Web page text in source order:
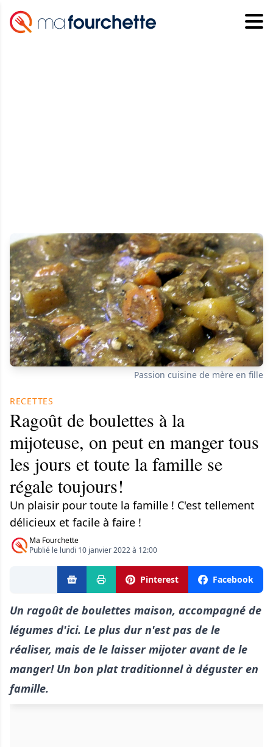
Passion cuisine de mère en fille
RECETTES
Ragoût de boulettes à la
mijoteuse, on peut en manger tous
les jours et toute la famille se
régale toujours!
Un plaisir pour toute la famille ! C'est tellement
délicieux et facile à faire !
Ma Fourchette
Publié le lundi 10 janvier 2022 à 12:00
Pinterest Facebook
Un ragoût de boulettes maison, accompagné de
légumes d'ici. Le plus dur n'est pas de le
réaliser, mais de le laisser mijoter avant de le
manger! Un bon plat traditionnel à déguster en
famille.